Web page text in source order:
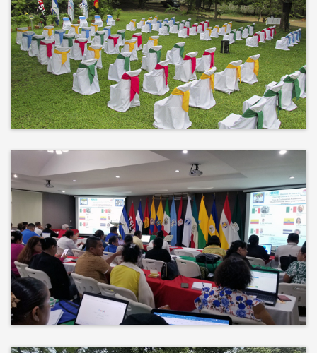
No hay mejor techo que el cielo ni
mejor decorado que la naturaleza.